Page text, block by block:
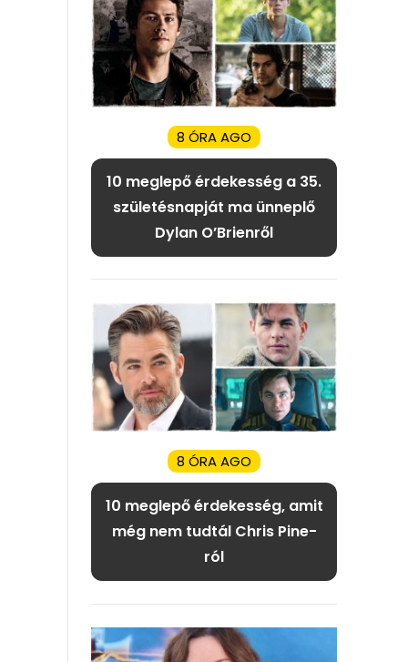
8 ÓRA AGO
10 meglepő érdekesség a 35.
születésnapját ma ünneplő
Dylan O’Brienről
8 ÓRA AGO
10 meglepő érdekesség, amit
még nem tudtál Chris Pine-
ról